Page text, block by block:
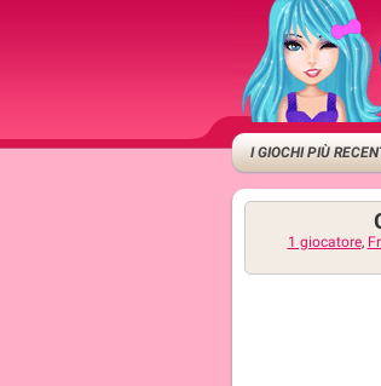
I GIOCHI PIÙ
1 giocatore,